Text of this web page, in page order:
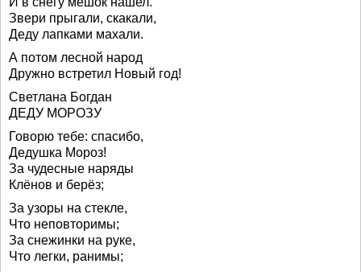
Звери прыгали, скакали,
Деду лапками махали.
А потом лесной народ
Дружно встретил Новый год!
Светлана Богдан
ДЕДУ МОРОЗУ
Говорю тебе: спасибо,
Дедушка Мороз!
За чудесные наряды
Клёнов и берёз;
За узоры на стекле,
Что неповторимы;
За снежинки на руке,
Что легки, ранимы;